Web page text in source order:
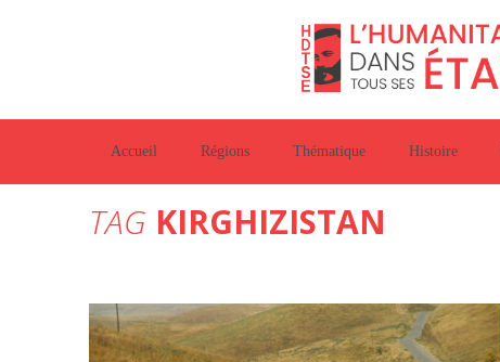
Accueil Régions Thématique Histoire
TAG KIRGHIZISTAN